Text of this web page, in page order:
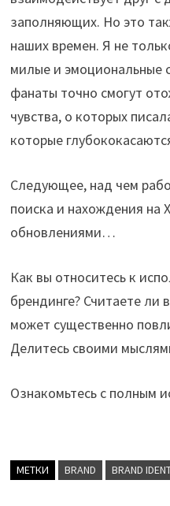
заполняющих. Но это
наших времен. Я не
милые и эмоциональные
фанаты точно смогут
чувства, о которых
которые
Следующее, над чем
поиска и нахождения на
обновлениями…
Как вы относитесь к
брендинге? Считаете ли
может существенно
Делитесь своими
Ознакомьтесь с полным
МЕТКИ BRAND BRAND